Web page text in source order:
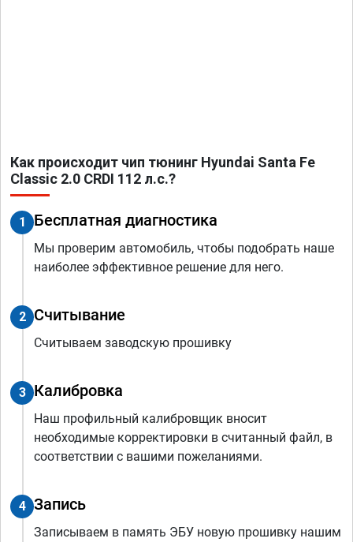
Как происходит чип тюнинг Hyundai Santa Fe
Classic 2.0 CRDI 112 л.с.?
1 Бесплатная диагностика
Мы проверим автомобиль, чтобы подобрать наше
наиболее эффективное решение для него.
2 Считывание
Считываем заводскую прошивку
3 Калибровка
Наш профильный калибровщик вносит
необходимые корректировки в считанный файл, в
соответствии с вашими пожеланиями.
4 Запись
Записываем в память ЭБУ новую прошивку нашим